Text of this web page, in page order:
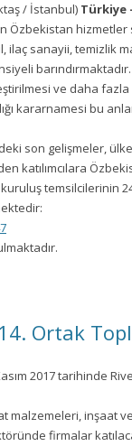
/ İstanbul) Türkiye
hizmetler
sanayii, temizlik
ve daha fazla
kararnamesi bu
son gelişmeler,
katılımcılara
temsilcilerinin
Ortak
2017 tarihinde
malzemeleri, inşaat
firmalar